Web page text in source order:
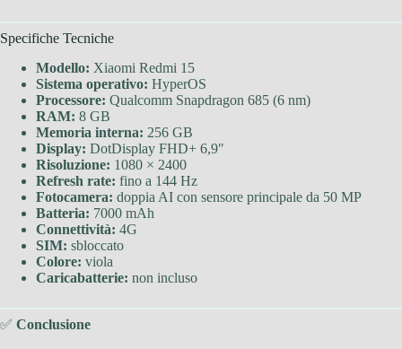
Specifiche Tecniche
Modello: Xiaomi Redmi 15
Sistema operativo: HyperOS
Processore: Qualcomm Snapdragon 685 (6 nm)
RAM: 8 GB
Memoria interna: 256 GB
Display: DotDisplay FHD+ 6,9″
Risoluzione: 1080 × 2400
Refresh rate: fino a 144 Hz
Fotocamera: doppia AI con sensore principale da 50 MP
Batteria: 7000 mAh
Connettività: 4G
SIM: sbloccato
Colore: viola
Caricabatterie: non incluso
✅ Conclusione